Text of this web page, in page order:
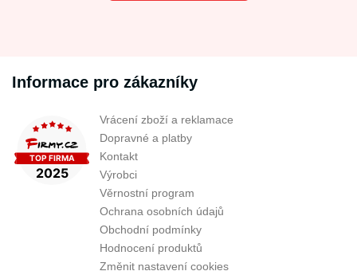
Informace pro zákazníky
Vrácení zboží a reklamace
Dopravné a platby
Kontakt
Výrobci
Věrnostní program
Ochrana osobních údajů
Obchodní podmínky
Hodnocení produktů
Změnit nastavení cookies